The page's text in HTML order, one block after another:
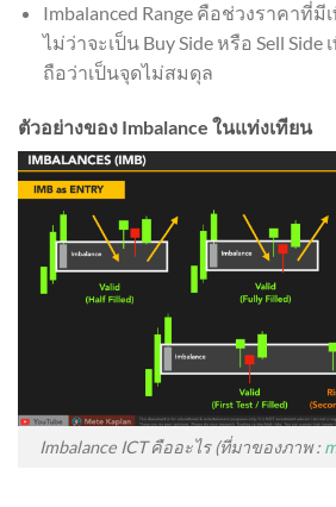
Imbalanced Range คือช่วงราคาที่
ไม่ว่าจะเป็น Buy Side หรือ Sell Side
ถือว่าเป็นจุดไม่สมดุล
ตัวอย่างของ Imbalance ในแท่งเทียน
Imbalance ICT คืออะไร (ที่มาของภาพ :